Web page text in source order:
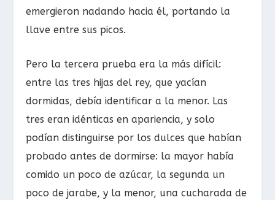
emergieron nadando hacia él, portando la
llave entre sus picos.
Pero la tercera prueba era la más difícil:
entre las tres hijas del rey, que yacían
dormidas, debía identificar a la menor. Las
tres eran idénticas en apariencia, y solo
podían distinguirse por los dulces que habían
probado antes de dormirse: la mayor había
comido un poco de azúcar, la segunda un
poco de jarabe, y la menor, una cucharada de